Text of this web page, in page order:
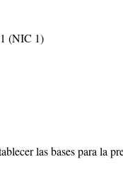
(NIC 1)
las bases para la